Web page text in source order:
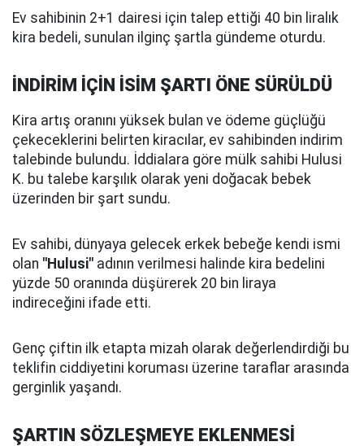
Ev sahibinin 2+1 dairesi için talep ettiği 40 bin liralık
kira bedeli, sunulan ilginç şartla gündeme oturdu.
İNDİRİM İÇİN İSİM ŞARTI ÖNE SÜRÜLDÜ
Kira artış oranını yüksek bulan ve ödeme güçlüğü
çekeceklerini belirten kiracılar, ev sahibinden indirim
talebinde bulundu. İddialara göre mülk sahibi Hulusi
K. bu talebe karşılık olarak yeni doğacak bebek
üzerinden bir şart sundu.
Ev sahibi, dünyaya gelecek erkek bebeğe kendi ismi
olan "Hulusi" adının verilmesi halinde kira bedelini
yüzde 50 oranında düşürerek 20 bin liraya
indireceğini ifade etti.
Genç çiftin ilk etapta mizah olarak değerlendirdiği bu
teklifin ciddiyetini koruması üzerine taraflar arasında
gerginlik yaşandı.
ŞARTIN SÖZLEŞMEYE EKLENMESİ